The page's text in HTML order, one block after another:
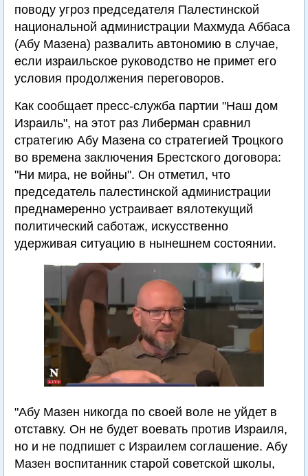
поводу угроз председателя Палестинской
национальной администрации Махмуда Аббаса
(Абу Мазена) развалить автономию в случае,
если израильское руководство не примет его
условия продолжения переговоров.
Как сообщает пресс-служба партии "Наш дом
Израиль", на этот раз Либерман сравнил
стратегию Абу Мазена со стратегией Троцкого
во времена заключения Брестского договора:
"Ни мира, не войны". Он отметил, что
председатель палестинской администрации
преднамеренно устраивает вялотекущий
политический саботаж, искусственно
удерживая ситуацию в нынешнем состоянии.
"Абу Мазен никогда по своей воле не уйдет в
отставку. Он не будет воевать против Израиля,
но и не подпишет с Израилем соглашение. Абу
Мазен воспитанник старой советской школы,